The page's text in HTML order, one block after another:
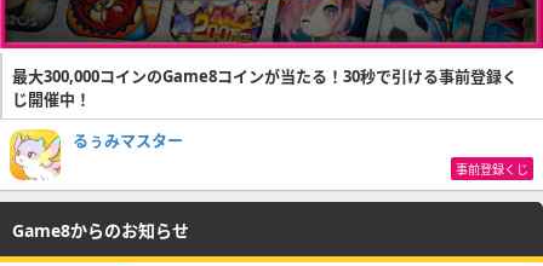
最大300,000コインのGame8コインが当たる！30秒で引ける事前登録く
じ開催中！
るぅみマスター
事前登録くじ
Game8からのお知らせ